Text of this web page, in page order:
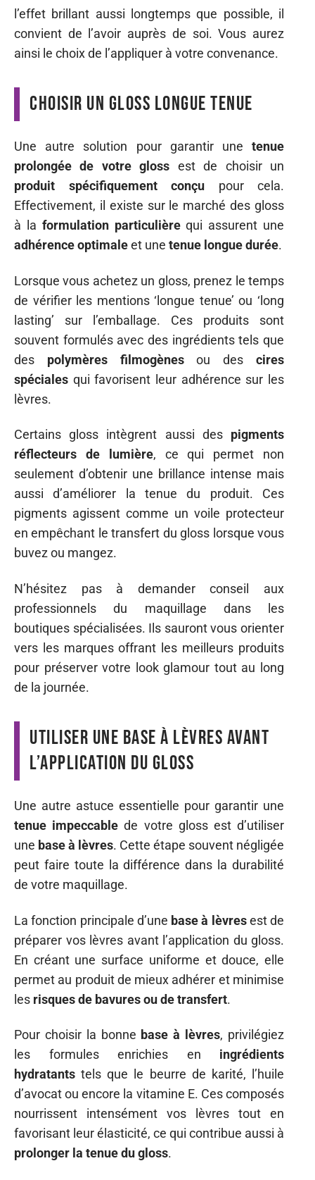
l’effet brillant aussi longtemps que possible, il
convient de l’avoir auprès de soi. Vous aurez
ainsi le choix de l’appliquer à votre convenance.
Choisir un gloss longue tenue
Une autre solution pour garantir une tenue
prolongée de votre gloss est de choisir un
produit spécifiquement conçu pour cela.
Effectivement, il existe sur le marché des gloss
à la formulation particulièrequi assurent une
adhérence optimaleet une tenue longue durée.
Lorsque vous achetez un gloss, prenez le temps
de vérifier les mentions ‘longue tenue’ ou ‘long
lasting’ sur l’emballage. Ces produits sont
souvent formulés avec des ingrédients tels que
des polymères filmogènesou descires
spéciales qui favorisent leur adhérence sur les
lèvres.
Certains gloss intègrent aussi des pigments
réflecteurs de lumière, ce qui permet non
seulement d’obtenir une brillance intense mais
aussi d’améliorer la tenue du produit. Ces
pigments agissent comme un voile protecteur
en empêchant le transfert du gloss lorsque vous
buvez ou mangez.
N’hésitez pas à demander conseil aux
professionnels du maquillage dans les
boutiques spécialisées. Ils sauront vous orienter
vers les marques offrant les meilleurs produits
pour préserver votre look glamour tout au long
de la journée.
Utiliser une base à lèvres avant
l’application du gloss
Une autre astuce essentielle pour garantir une
tenue impeccable de votre gloss est d’utiliser
une base à lèvres. Cette étape souvent négligée
peut faire toute la différence dans la durabilité
de votre maquillage.
La fonction principale d’une base à lèvresest de
préparer vos lèvres avant l’application du gloss.
En créant une surface uniforme et douce, elle
permet au produit de mieux adhérer et minimise
les risques de bavures ou de transfert.
Pour choisir la bonne base à lèvres, privilégiez
les formules enrichies en ingrédients
hydratants tels que le beurre de karité, l’huile
d’avocat ou encore la vitamine E. Ces composés
nourrissent intensément vos lèvres tout en
favorisant leur élasticité, ce qui contribue aussi à
prolonger la tenue du gloss.